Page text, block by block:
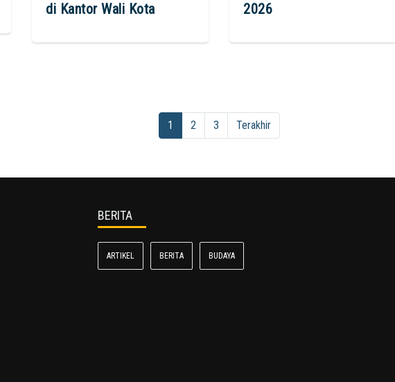
di Kantor Wali Kota
2026
1 2 3 Terakhir
BERITA
ARTIKEL BERITA BUDAYA